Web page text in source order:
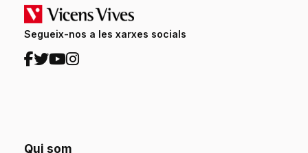
Segueix-nos a les xarxes socials
Qui som